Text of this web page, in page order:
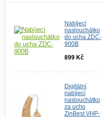
Nabíjecí
naslouchátko
do ucha ZDC-
900B
899 Kč
Digitální
nabíjecí
naslouchátko
za ucho
ZinBest VHP-